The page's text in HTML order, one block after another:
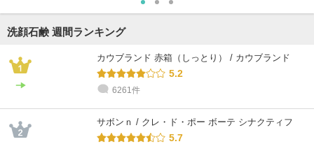
洗顔石鹸 週間ランキング
カウブランド 赤箱（しっとり） / カウブランド
5.2
6261件
サボンｎ / クレ・ド・ポー ボーテ シナクティフ
5.7